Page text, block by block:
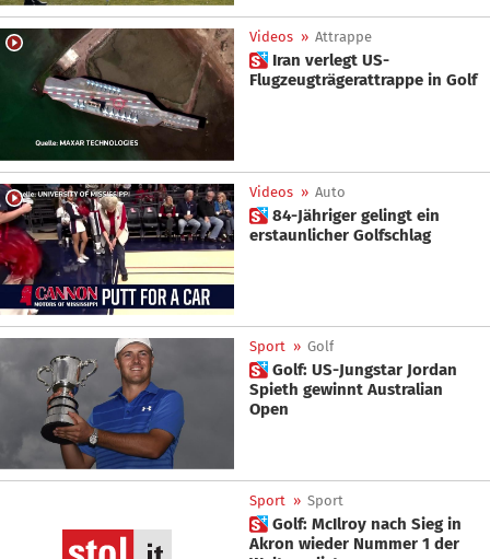
Videos » Attrappe
 Iran verlegt US-
Flugzeugträgerattrappe in Golf
Videos » Auto
 84-Jähriger gelingt ein
erstaunlicher Golfschlag
Sport » Golf
 Golf: US-Jungstar Jordan
Spieth gewinnt Australian
Open
Sport » Sport
 Golf: McIlroy nach Sieg in
Akron wieder Nummer 1 der